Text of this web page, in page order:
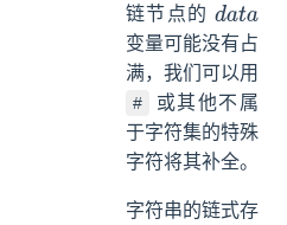
链节点的 data
变量可能没有占
满，我们可以用
#
或其他不属
于字符集的特殊
字符将其补全。
字符串的链式存